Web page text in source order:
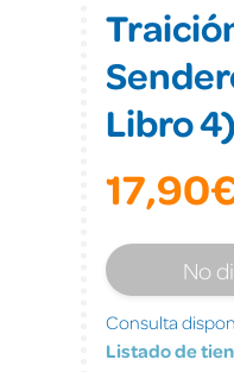
Libro 4)
No
Consulta
Listado de